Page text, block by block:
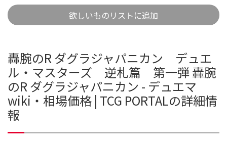
欲しいものリストに追加
轟腕のR ダグラジャパニカン デュエ
ル・マスターズ 逆札篇 第一弾 轟腕
のR ダグラジャパニカン - デュエマ
wiki・相場価格 | TCG PORTALの詳細情
報